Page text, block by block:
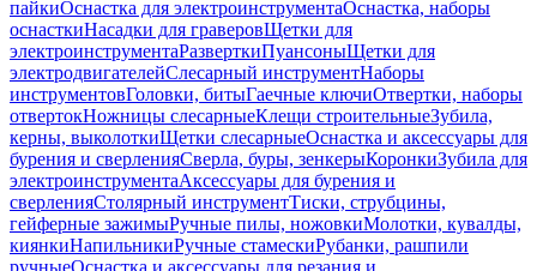
пайкиОснастка для электроинструментаОснастка, наборы
оснасткиНасадки для граверовЩетки для
электроинструментаРазверткиПуансоныЩетки для
электродвигателейСлесарный инструментНаборы
инструментовГоловки, битыГаечные ключиОтвертки, наборы
отвертокНожницы слесарныеКлещи строительныеЗубила,
керны, выколоткиЩетки слесарныеОснастка и аксессуары для
бурения и сверленияСверла, буры, зенкерыКоронкиЗубила для
электроинструментаАксессуары для бурения и
сверленияСтолярный инструментТиски, струбцины,
гейферные зажимыРучные пилы, ножовкиМолотки, кувалды,
киянкиНапильникиРучные стамескиРубанки, рашпили
ручныеОснастка и аксессуары для резания и